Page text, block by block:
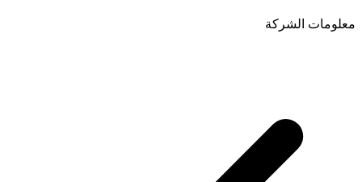
معلومات الشركة